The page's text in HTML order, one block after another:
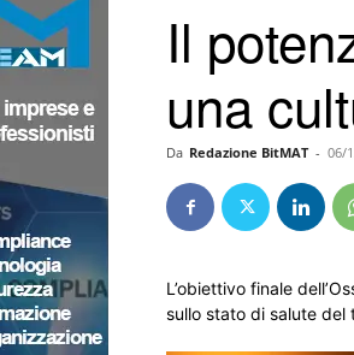
Il
una
Da Redazione BitMAT - 06/
L’obiettivo finale
sullo stato di salute del